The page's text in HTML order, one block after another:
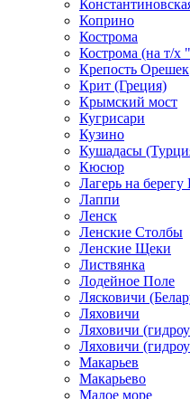
Коприно
Кострома
Кострома (на т/
Крепость Орешек
Крит (Греция)
Крымский мост
Кугрисари
Кузино
Кушадасы
Кюсюр
Лагерь на берегу
Лаппи
Ленск
Ленские Столбы
Ленские Щеки
Листвянка
Лодейное Поле
Лясковичи
Ляховичи
Ляховичи
Ляховичи
Макарьев
Макарьево
Малое море